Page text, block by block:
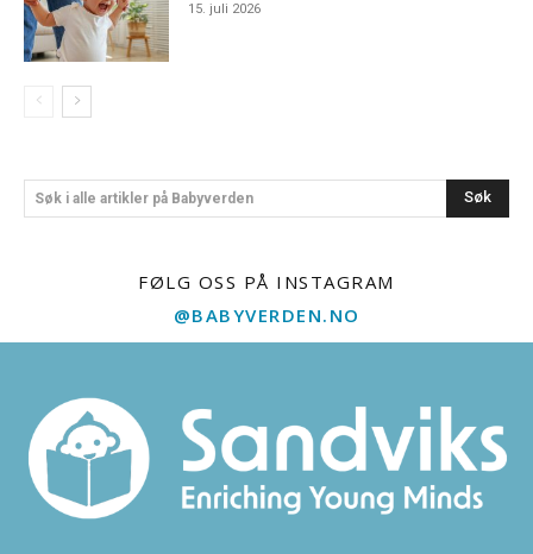
15. juli 2026
Søk i alle artikler på Babyverden Søk
FØLG OSS PÅ INSTAGRAM
@BABYVERDEN.NO